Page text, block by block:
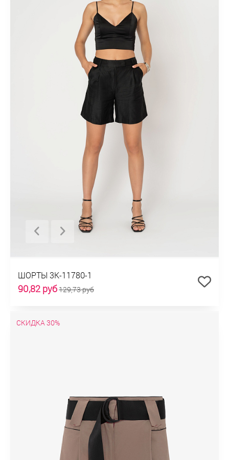
ШОРТЫ 3К-11780-1
90,82 руб129,73 руб
СКИДКА 30%